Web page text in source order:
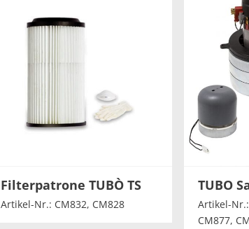
Filterpatrone TUBÒ TS
Artikel-Nr.: CM832, CM828
TUBO
Artikel-
CM877,